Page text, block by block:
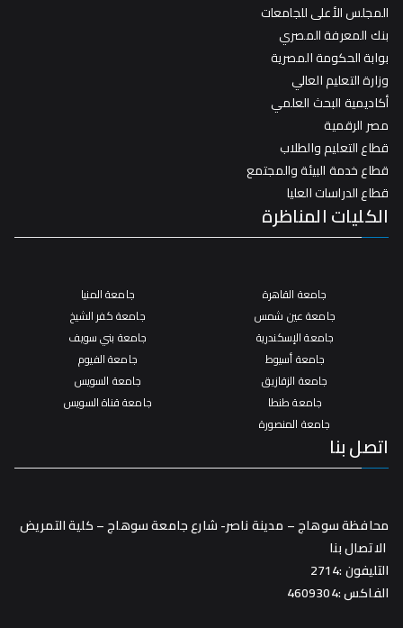
المجلس الأعلى للجامعات
بنك المعرفة المصري
بوابة الحكومة المصرية
وزارة التعليم العالي
أكاديمية البحث العلمي
مصر الرقمية
قطاع التعليم والطلاب
قطاع خدمة البيئة والمجتمع
قطاع الدراسات العليا
الكليات المناظرة
جامعة القاهرة
جامعة عين شمس
جامعة الإسكندرية
جامعة أسيوط
جامعة الزقازيق
جامعة طنطا
جامعة المنصورة
جامعة المنيا
جامعة كفر الشيخ
جامعة بني سويف
جامعة الفيوم
جامعة السويس
جامعة قناة السويس
اتصل بنا
محافظة سوهاج – مدينة ناصر- شارع جامعة سوهاج – كلية التمريض
الاتصال بنا
التليفون :2714
الفاكس :4609304